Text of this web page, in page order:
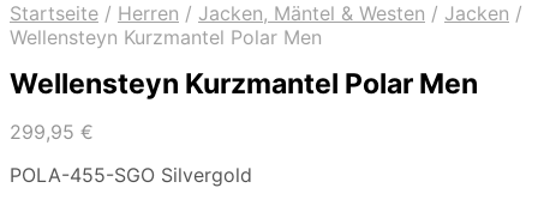
Startseite / Herren / Jacken, Mäntel & Westen / Jacken /
Wellensteyn Kurzmantel Polar Men
Wellensteyn Kurzmantel Polar Men
299,95 €
POLA-455-SGO Silvergold